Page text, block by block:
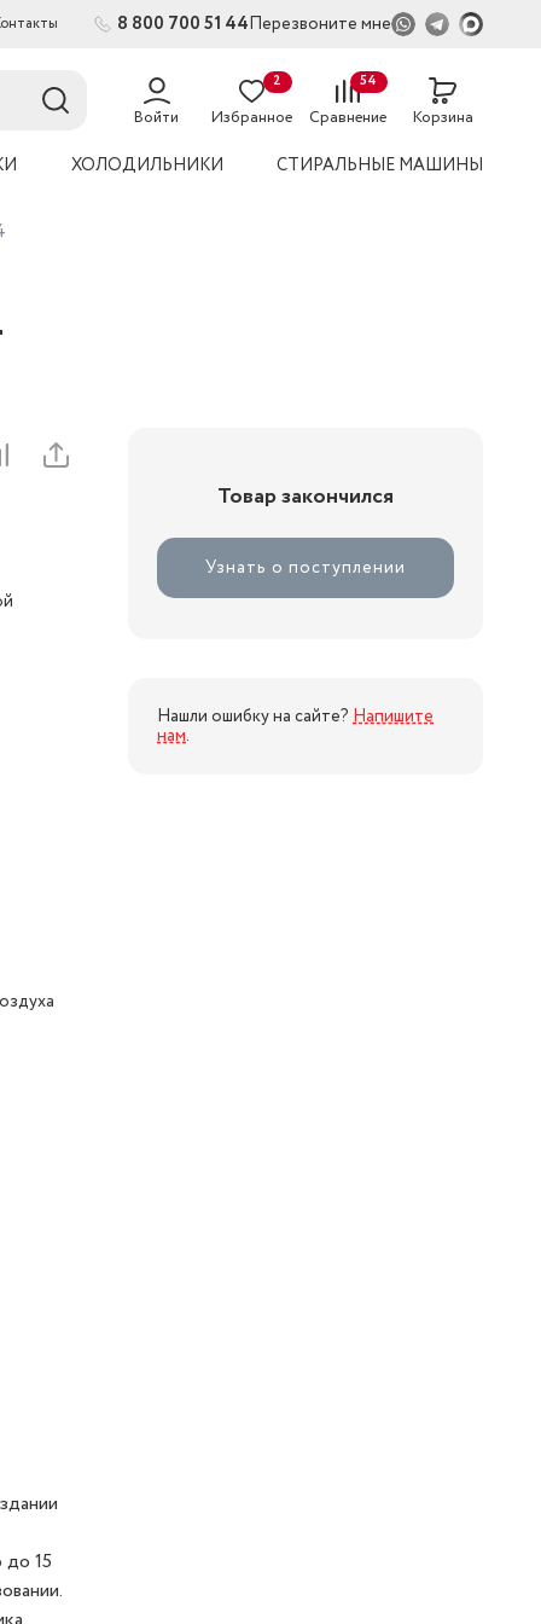
8 800 700 51 44Перезвоните мне
Войти Избранное
2
Сравнение
54
Корзина
ХОЛОДИЛЬНИКИ СТИРАЛЬНЫЕ МАШИНЫ
Товар закончился
Узнать о поступлении
Нашли ошибку на сайте? Напишите
нам.
15